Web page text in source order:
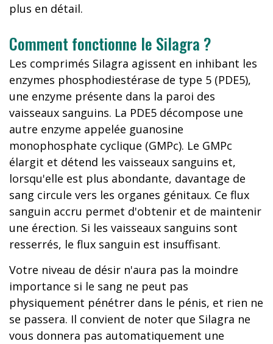
plus en détail.
Comment fonctionne le Silagra ?
Les comprimés Silagra agissent en inhibant les
enzymes phosphodiestérase de type 5 (PDE5),
une enzyme présente dans la paroi des
vaisseaux sanguins. La PDE5 décompose une
autre enzyme appelée guanosine
monophosphate cyclique (GMPc). Le GMPc
élargit et détend les vaisseaux sanguins et,
lorsqu'elle est plus abondante, davantage de
sang circule vers les organes génitaux. Ce flux
sanguin accru permet d'obtenir et de maintenir
une érection. Si les vaisseaux sanguins sont
resserrés, le flux sanguin est insuffisant.
Votre niveau de désir n'aura pas la moindre
importance si le sang ne peut pas
physiquement pénétrer dans le pénis, et rien ne
se passera. Il convient de noter que Silagra ne
vous donnera pas automatiquement une